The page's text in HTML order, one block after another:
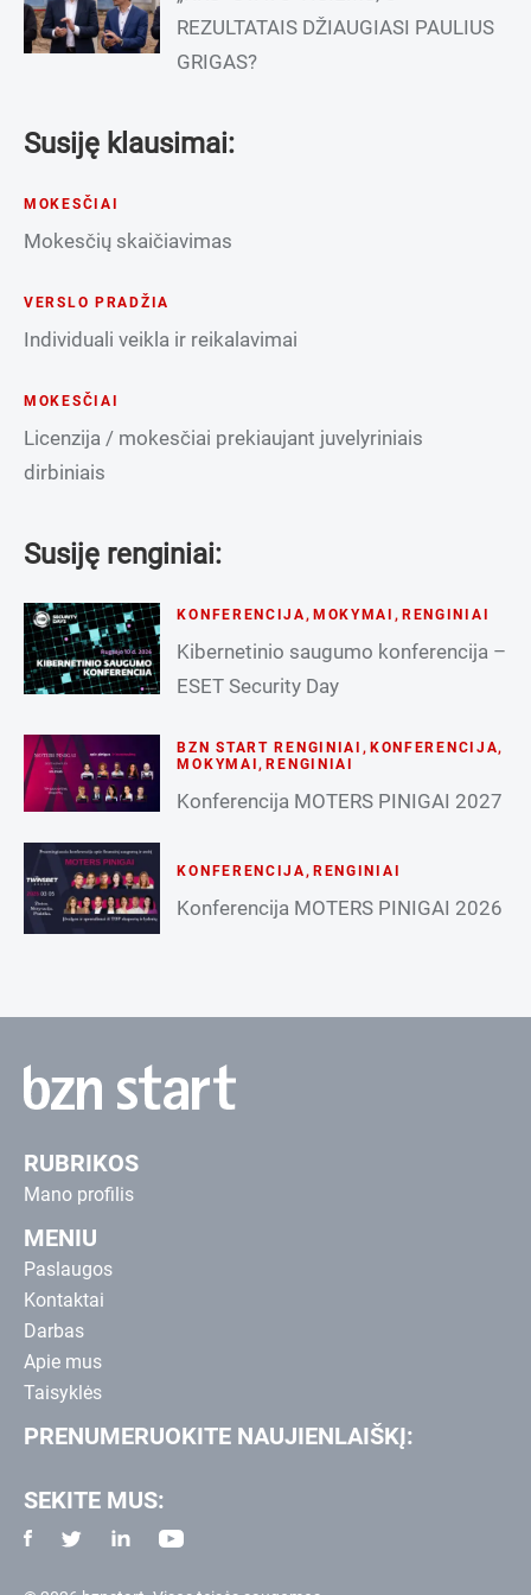
REZULTATAIS DŽIAUGIASI PAULIUS
GRIGAS?
Susiję klausimai:
MOKESČIAI
Mokesčių skaičiavimas
VERSLO PRADŽIA
Individuali veikla ir reikalavimai
MOKESČIAI
Licenzija / mokesčiai prekiaujant juvelyriniais
dirbiniais
Susiję renginiai:
KONFERENCIJA , MOKYMAI , RENGINIAI
Kibernetinio saugumo konferencija –
ESET Security Day
BZN START RENGINIAI , KONFERENCIJA,
MOKYMAI ,RENGINIAI
Konferencija MOTERS PINIGAI 2027
KONFERENCIJA , RENGINIAI
Konferencija MOTERS PINIGAI 2026
RUBRIKOS
Mano profilis
MENIU
Paslaugos
Kontaktai
Darbas
Apie mus
Taisyklės
PRENUMERUOKITE NAUJIENLAIŠKĮ:
SEKITE MUS: